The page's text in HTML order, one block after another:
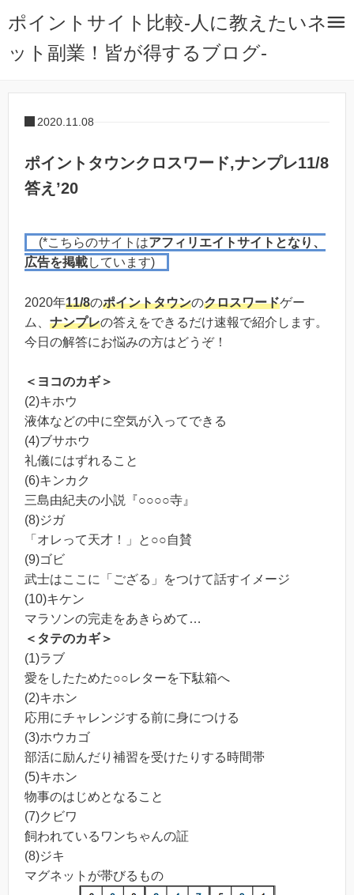
ポイントサイト比較-人に教えたいネ
ット副業！皆が得するブログ-
2020.11.08
ポイントタウンクロスワード,ナンプレ11/8
答え’20
(*こちらのサイトはアフィリエイトサイトとなり、
広告を掲載しています)
2020年11/8のポイントタウンのクロスワードゲー
ム、 ナンプレの答えをできるだけ速報で紹介します。
今日の解答にお悩みの方はどうぞ！
＜ヨコのカギ＞
(2)キホウ
液体などの中に空気が入ってできる
(4)ブサホウ
礼儀にはずれること
(6)キンカク
三島由紀夫の小説『○○○○寺』
(8)ジガ
「オレって天才！」と○○自賛
(9)ゴビ
武士はここに「ござる」をつけて話すイメージ
(10)キケン
マラソンの完走をあきらめて…
＜タテのカギ＞
(1)ラブ
愛をしたためた○○レターを下駄箱へ
(2)キホン
応用にチャレンジする前に身につける
(3)ホウカゴ
部活に励んだり補習を受けたりする時間帯
(5)キホン
物事のはじめとなること
(7)クビワ
飼われているワンちゃんの証
(8)ジキ
マグネットが帯びるもの